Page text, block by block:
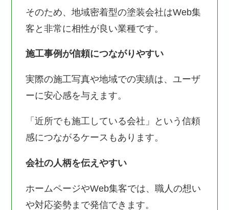
そのため、地域密着型の塗装会社はWeb集
客と非常に相性が良い業種です。
施工事例が信頼につながりやすい
実際の施工写真や地域での実績は、ユーザ
ーに安心感を与えます。
「近所でも施工している会社」という信頼
感につながるケースもあります。
会社の人柄を伝えやすい
ホームページやWeb集客では、職人の想い
や対応姿勢まで発信できます。